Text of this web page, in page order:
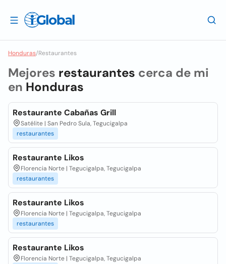
Honduras/Restaurantes
Mejores restaurantes cerca de mi
en Honduras
Restaurante Cabañas Grill
Satélite | San Pedro Sula, Tegucigalpa
restaurantes
Restaurante Likos
Florencia Norte | Tegucigalpa, Tegucigalpa
restaurantes
Restaurante Likos
Florencia Norte | Tegucigalpa, Tegucigalpa
restaurantes
Restaurante Likos
Florencia Norte | Tegucigalpa, Tegucigalpa